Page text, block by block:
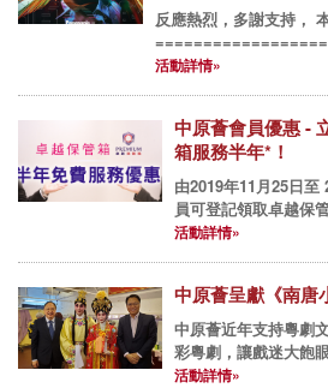
反應熱烈，多謝支持，
中原薈邀會員欣賞 王梓
活動詳情»
中原薈會員優惠 -
箱服務半年*！
由2019年11月25日至
員可登記領取卓越保
券乙張，名額300份，
活動詳情»
中原薈呈獻《南唐
中原薈近年支持粵劇
彩粵劇，讓戲迷大飽
小周后》，由林穎施
活動詳情»